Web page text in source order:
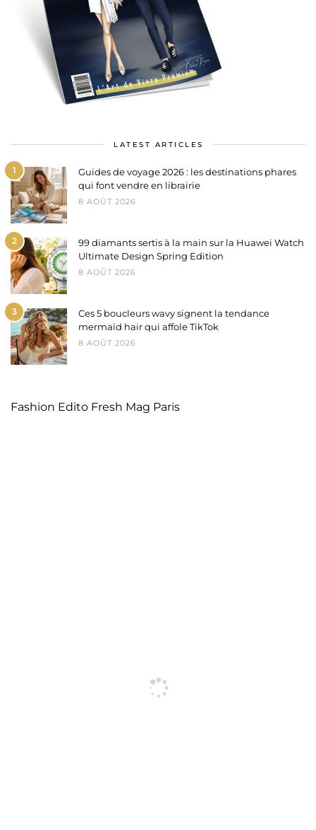
LATEST ARTICLES
1
Guides de voyage 2026 : les destinations phares
qui font vendre en librairie
8 AOÛT 2026
2
99 diamants sertis à la main sur la Huawei Watch
Ultimate Design Spring Edition
8 AOÛT 2026
3
Ces 5 boucleurs wavy signent la tendance
mermaid hair qui affole TikTok
8 AOÛT 2026
Fashion Edito Fresh Mag Paris